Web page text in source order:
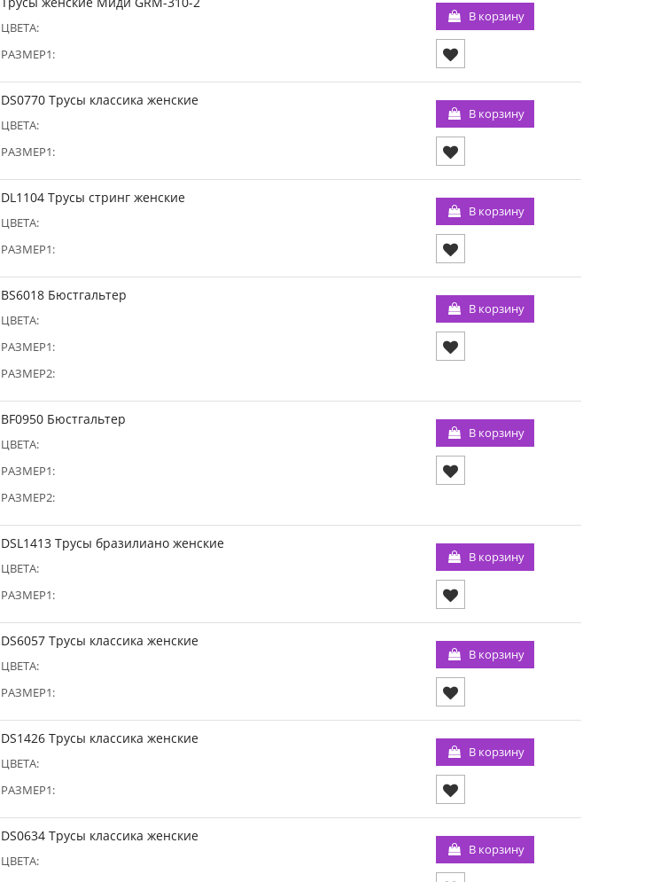
ЦВЕТА:
РАЗМЕР1:
В корзину
DS0770 Трусы классика женские
ЦВЕТА:
РАЗМЕР1:
В корзину
DL1104 Трусы стринг женские
ЦВЕТА:
РАЗМЕР1:
В корзину
BS6018 Бюстгальтер
ЦВЕТА:
РАЗМЕР1:
РАЗМЕР2:
В корзину
BF0950 Бюстгальтер
ЦВЕТА:
РАЗМЕР1:
РАЗМЕР2:
В корзину
DSL1413 Трусы бразилиано женские
ЦВЕТА:
РАЗМЕР1:
В корзину
DS6057 Трусы классика женские
ЦВЕТА:
РАЗМЕР1:
В корзину
DS1426 Трусы классика женские
ЦВЕТА:
РАЗМЕР1:
В корзину
DS0634 Трусы классика женские
ЦВЕТА:
В корзину